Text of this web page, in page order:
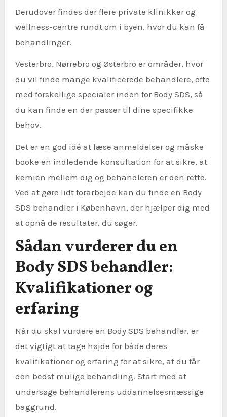
Derudover findes der flere private klinikker og
wellness-centre rundt om i byen, hvor du kan få
behandlinger.
Vesterbro, Nørrebro og Østerbro er områder, hvor
du vil finde mange kvalificerede behandlere, ofte
med forskellige specialer inden for Body SDS, så
du kan finde en der passer til dine specifikke
behov.
Det er en god idé at læse anmeldelser og måske
booke en indledende konsultation for at sikre, at
kemien mellem dig og behandleren er den rette.
Ved at gøre lidt forarbejde kan du finde en Body
SDS behandler i København, der hjælper dig med
at opnå de resultater, du søger.
Sådan vurderer du en
Body SDS behandler:
Kvalifikationer og
erfaring
Når du skal vurdere en Body SDS behandler, er
det vigtigt at tage højde for både deres
kvalifikationer og erfaring for at sikre, at du får
den bedst mulige behandling. Start med at
undersøge behandlerens uddannelsesmæssige
baggrund.